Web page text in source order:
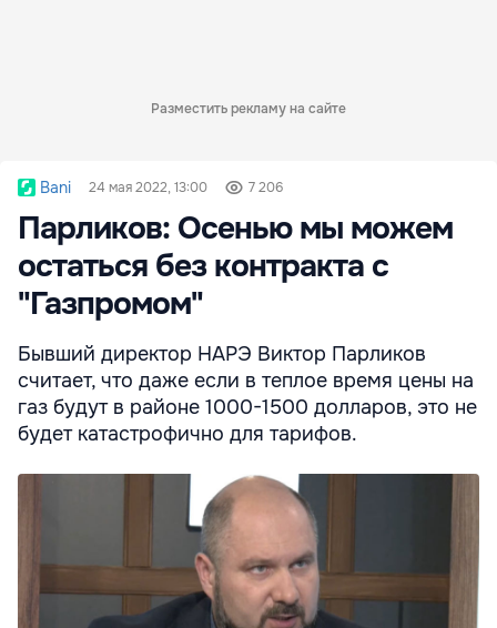
Разместить рекламу на сайте
Bani 24 мая 2022, 13:00 7 206
Парликов: Осенью мы можем
остаться без контракта с
"Газпромом"
Бывший директор НАРЭ Виктор Парликов
считает, что даже если в теплое время цены на
газ будут в районе 1000-1500 долларов, это не
будет катастрофично для тарифов.